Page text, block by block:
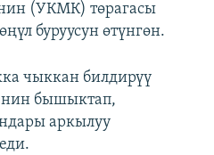
(УКМК) төрагасы
буруусун өтүнгөн.
чыккан билдирүү
бышыктап,
аркылуу